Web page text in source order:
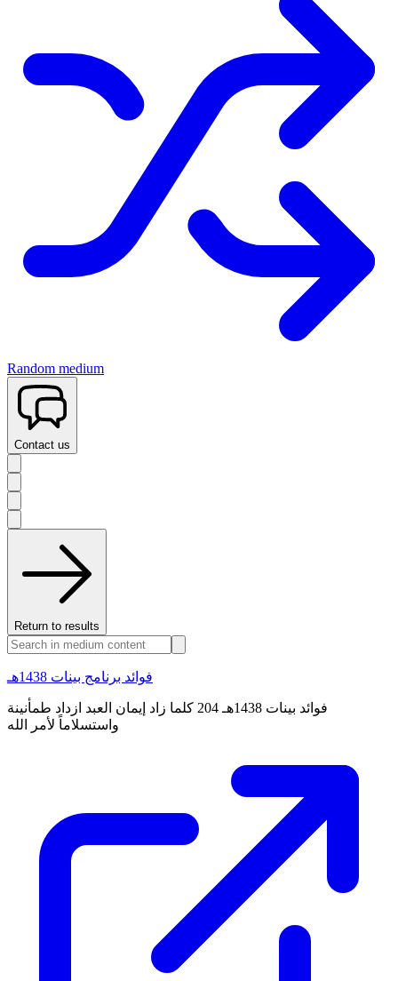
Random medium
Contact us
Return to results
فوائد برنامج بينات 1438هـ
فوائد بينات 1438هـ 204 كلما زاد إيمان العبد ازداد طمأنينة
واستسلاماً لأمر الله